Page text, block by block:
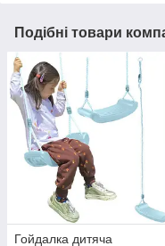
Подібні товари
Гойдалка дитяча